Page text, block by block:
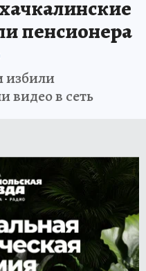
пенсионера
избили
видео в сеть